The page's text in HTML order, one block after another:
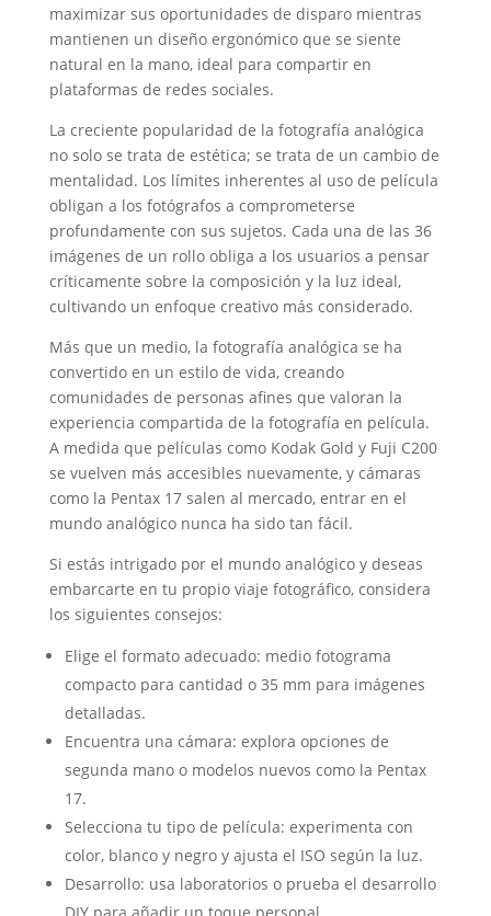
maximizar sus oportunidades de disparo mientras
mantienen un diseño ergonómico que se siente
natural en la mano, ideal para compartir en
plataformas de redes sociales.
La creciente popularidad de la fotografía analógica
no solo se trata de estética; se trata de un cambio de
mentalidad. Los límites inherentes al uso de película
obligan a los fotógrafos a comprometerse
profundamente con sus sujetos. Cada una de las 36
imágenes de un rollo obliga a los usuarios a pensar
críticamente sobre la composición y la luz ideal,
cultivando un enfoque creativo más considerado.
Más que un medio, la fotografía analógica se ha
convertido en un estilo de vida, creando
comunidades de personas afines que valoran la
experiencia compartida de la fotografía en película.
A medida que películas como Kodak Gold y Fuji C200
se vuelven más accesibles nuevamente, y cámaras
como la Pentax 17 salen al mercado, entrar en el
mundo analógico nunca ha sido tan fácil.
Si estás intrigado por el mundo analógico y deseas
embarcarte en tu propio viaje fotográfico, considera
los siguientes consejos:
Elige el formato adecuado: medio fotograma
compacto para cantidad o 35 mm para imágenes
detalladas.
Encuentra una cámara: explora opciones de
segunda mano o modelos nuevos como la Pentax
17.
Selecciona tu tipo de película: experimenta con
color, blanco y negro y ajusta el ISO según la luz.
Desarrollo: usa laboratorios o prueba el desarrollo